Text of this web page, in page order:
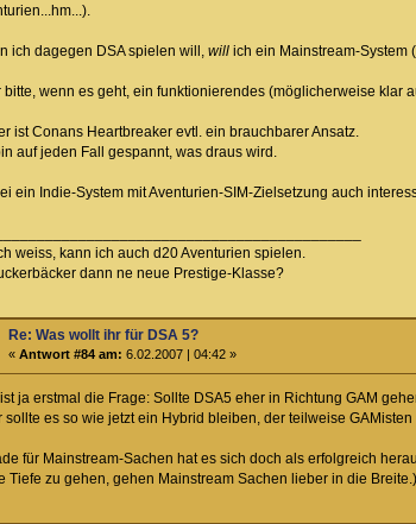
ich dagegen DSA spielen will, willich ein Mainstream-System
bitte, wenn es geht, ein funktionierendes (möglicherweise klar
ist Conans Heartbreaker evtl. ein brauchbarer Ansatz.
auf jeden Fall gespannt, was draus wird.
ein Indie-System mit Aventurien-SIM-Zielsetzung auch
weiss, kann ich auch d20 Aventurien spielen.
dann ne neue Prestige-Klasse?
Re: Was wollt ihr für DSA 5?
«Antwort #84 am: 6.02.2007 | 04:42 »
ja erstmal die Frage: Sollte DSA5 eher in Richtung GAM
sollte es so wie jetzt ein Hybrid bleiben, der teilweise
für Mainstream-Sachen hat es sich doch als erfolgreich
Tiefe zu gehen, gehen Mainstream Sachen lieber in die Breite.)